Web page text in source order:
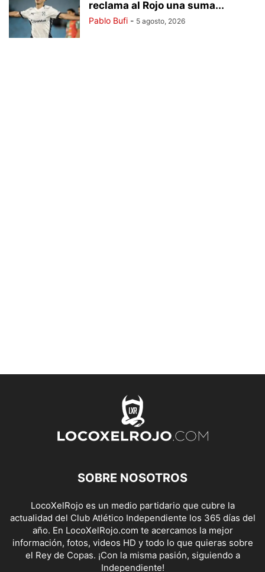
reclama al Rojo una suma...
Pablo Bufi - 5 agosto, 2026
SOBRE NOSOTROS
LocoXelRojo es un medio partidario que cubre la
actualidad del Club Atlético Independiente los 365 días del
año. En LocoXelRojo.com te acercamos la mejor
información, fotos, videos HD y todo lo que quieras sobre
el Rey de Copas. ¡Con la misma pasión, siguiendo a
Independiente!